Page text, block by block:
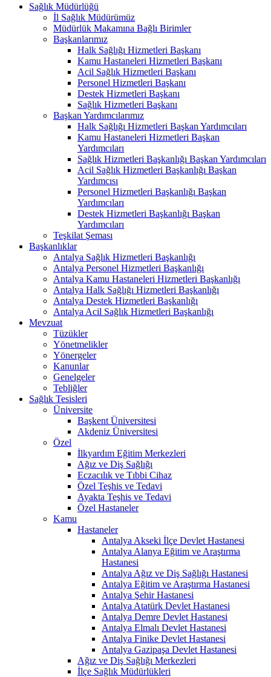
Sağlık Müdürlüğü
İl Sağlık Müdürümüz
Müdürlük Makamına Bağlı Birimler
Başkanlarımız
Halk Sağlığı Hizmetleri Başkanı
Kamu Hastaneleri Hizmetleri Başkanı
Acil Sağlık Hizmetleri Başkanı
Personel Hizmetleri Başkanı
Destek Hizmetleri Başkanı
Sağlık Hizmetleri Başkanı
Başkan Yardımcılarımız
Halk Sağlığı Hizmetleri Başkan Yardımcıları
Kamu Hastaneleri Hizmetleri Başkan
Yardımcıları
Sağlık Hizmetleri Başkanlığı Başkan Yardımcıları
Acil Sağlık Hizmetleri Başkanlığı Başkan
Yardımcısı
Personel Hizmetleri Başkanlığı Başkan
Yardımcıları
Destek Hizmetleri Başkanlığı Başkan
Yardımcıları
Teşkilat Şeması
Başkanlıklar
Antalya Sağlık Hizmetleri Başkanlığı
Antalya Personel Hizmetleri Başkanlığı
Antalya Kamu Hastaneleri Hizmetleri Başkanlığı
Antalya Halk Sağlığı Hizmetleri Başkanlığı
Antalya Destek Hizmetleri Başkanlığı
Antalya Acil Sağlık Hizmetleri Başkanlığı
Mevzuat
Tüzükler
Yönetmelikler
Yönergeler
Kanunlar
Genelgeler
Tebliğler
Sağlık Tesisleri
Üniversite
Başkent Üniversitesi
Akdeniz Üniversitesi
Özel
İlkyardım Eğitim Merkezleri
Ağız ve Diş Sağlığı
Eczacılık ve Tıbbi Cihaz
Özel Teşhis ve Tedavi
Ayakta Teşhis ve Tedavi
Özel Hastaneler
Kamu
Hastaneler
Antalya Akseki İlçe Devlet Hastanesi
Antalya Alanya Eğitim ve Araştırma
Hastanesi
Antalya Ağız ve Diş Sağlığı Hastanesi
Antalya Eğitim ve Araştırma Hastanesi
Antalya Şehir Hastanesi
Antalya Atatürk Devlet Hastanesi
Antalya Demre Devlet Hastanesi
Antalya Elmalı Devlet Hastanesi
Antalya Finike Devlet Hastanesi
Antalya Gazipaşa Devlet Hastanesi
Ağız ve Diş Sağlığı Merkezleri
İlçe Sağlık Müdürlükleri